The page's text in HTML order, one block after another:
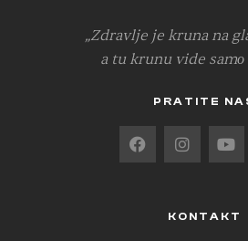
„Zdravlje je kruna na
a tu krunu vide samо
PRATITE
KONTAKT